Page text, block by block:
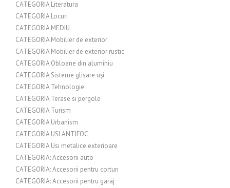
CATEGORIA Literatura
CATEGORIA Locuri
CATEGORIA MEDIU
CATEGORIA Mobilier de exterior
CATEGORIA Mobilier de exterior rustic
CATEGORIA Obloane din aluminiu
CATEGORIA Sisteme glisare uși
CATEGORIA Tehnologie
CATEGORIA Terase si pergole
CATEGORIA Turism
CATEGORIA Urbanism
CATEGORIA USI ANTIFOC
CATEGORIA Usi metalice exterioare
CATEGORIA: Accesorii auto
CATEGORIA: Accesorii pentru corturi
CATEGORIA: Accesorii pentru garaj